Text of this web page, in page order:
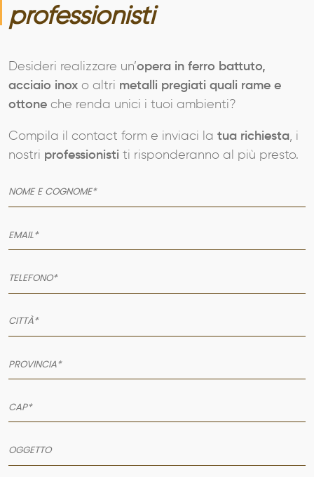
SERVIZI
PRODOTTI
CONTATTI
professionisti
Desideri realizzare un’opera in ferro battuto,
acciaio inox o altri metalli pregiati quali rame e
ottone che renda unici i tuoi ambienti?
Compila il contact form e inviaci la tua richiesta, i
nostri professionisti ti risponderanno al più presto.